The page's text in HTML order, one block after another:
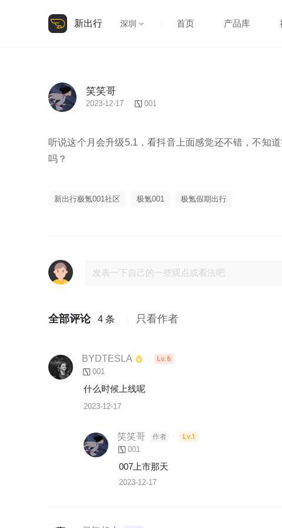
新出行 深圳 首页 产品库
笑笑哥
2023-12-17 001
听说这个月会升级5.1，看抖音上面感觉还不错，不知
吗？
新出行极氪001社区 极氪001 极氪假期出行
全部评论 4 条 只看作者
BYDTESLA Lv.6
001
什么时候上线呢
2023-12-17
笑笑哥 作者 Lv.1
001
007上市那天
2023-12-17